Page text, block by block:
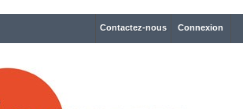
Connexion
Contactez-nous